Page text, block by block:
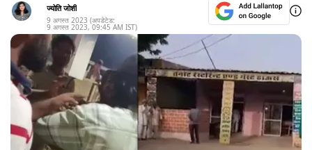
ज्योति जोशी
9 अगस्त 2023 (अपडेटेड:
9 अगस्त 2023, 09:45 AM IST)